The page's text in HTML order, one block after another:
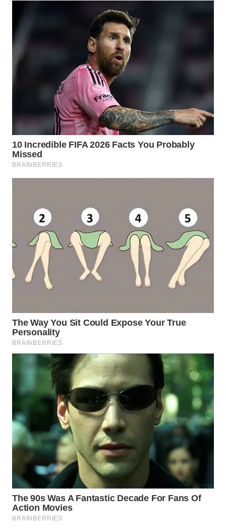
WN
KEPULAUAN
SERIBU
WN
BINJAI
WN
CIREBON
WN
KUNINGAN
WN
MAJALENGKA
SUBANG
WN
SUKABUMI
PURWAKARTA
WN